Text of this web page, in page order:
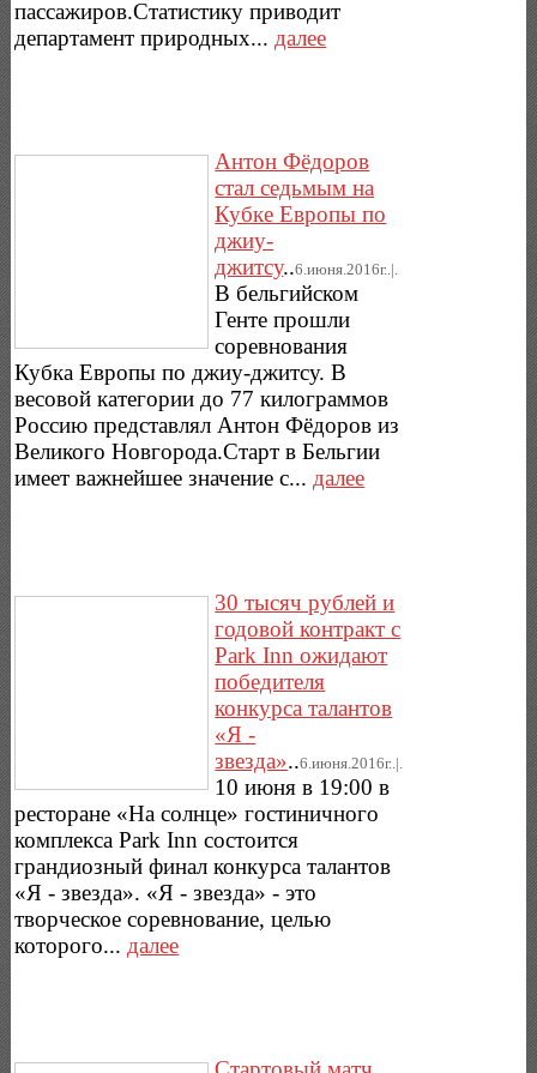
пассажиров.Статистику приводит
департамент природных... далее
Антон Фёдоров
стал седьмым на
Кубке Европы по
джиу-
джитсу..6.июня.2016г..|.
В бельгийском
Генте прошли
соревнования
Кубка Европы по джиу-джитсу. В
весовой категории до 77 килограммов
Россию представлял Антон Фёдоров из
Великого Новгорода.Старт в Бельгии
имеет важнейшее значение с...далее
30 тысяч рублей и
годовой контракт с
Park Inn ожидают
победителя
конкурса талантов
«Я -
звезда»..6.июня.2016г..|.
10 июня в 19:00 в
ресторане «На солнце» гостиничного
комплекса Park Inn состоится
грандиозный финал конкурса талантов
«Я - звезда». «Я - звезда» - это
творческое соревнование, целью
которого... далее